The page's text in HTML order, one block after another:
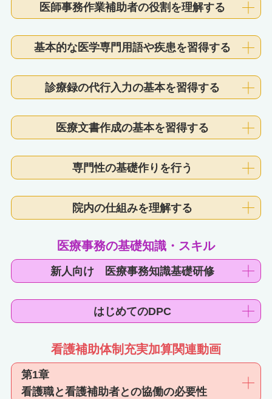
医師事務作業補助者の役割を理解する
基本的な医学専門用語や疾患を習得する
診療録の代行入力の基本を習得する
医療文書作成の基本を習得する
専門性の基礎作りを行う
院内の仕組みを理解する
医療事務の基礎知識・スキル
新人向け 医療事務知識基礎研修
はじめてのDPC
看護補助体制充実加算関連動画
第1章
看護職と看護補助者との協働の必要性